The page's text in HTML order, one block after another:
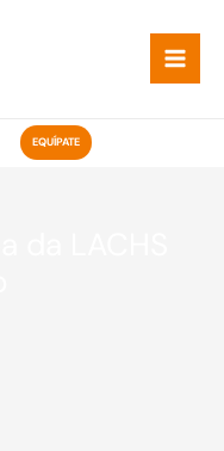
EQUÍPATE